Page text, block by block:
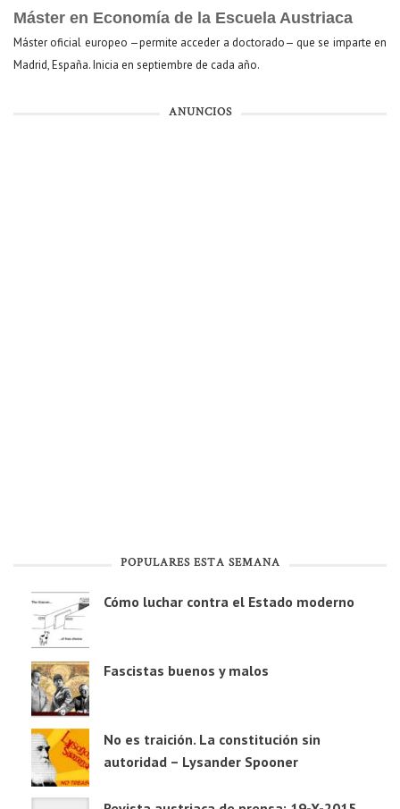
Máster en Economía de la Escuela Austriaca
Máster oficial europeo —permite acceder a doctorado— que se imparte en
Madrid, España. Inicia en septiembre de cada año.
ANUNCIOS
POPULARES ESTA SEMANA
Cómo luchar contra el Estado moderno
Fascistas buenos y malos
No es traición. La constitución sin
autoridad – Lysander Spooner